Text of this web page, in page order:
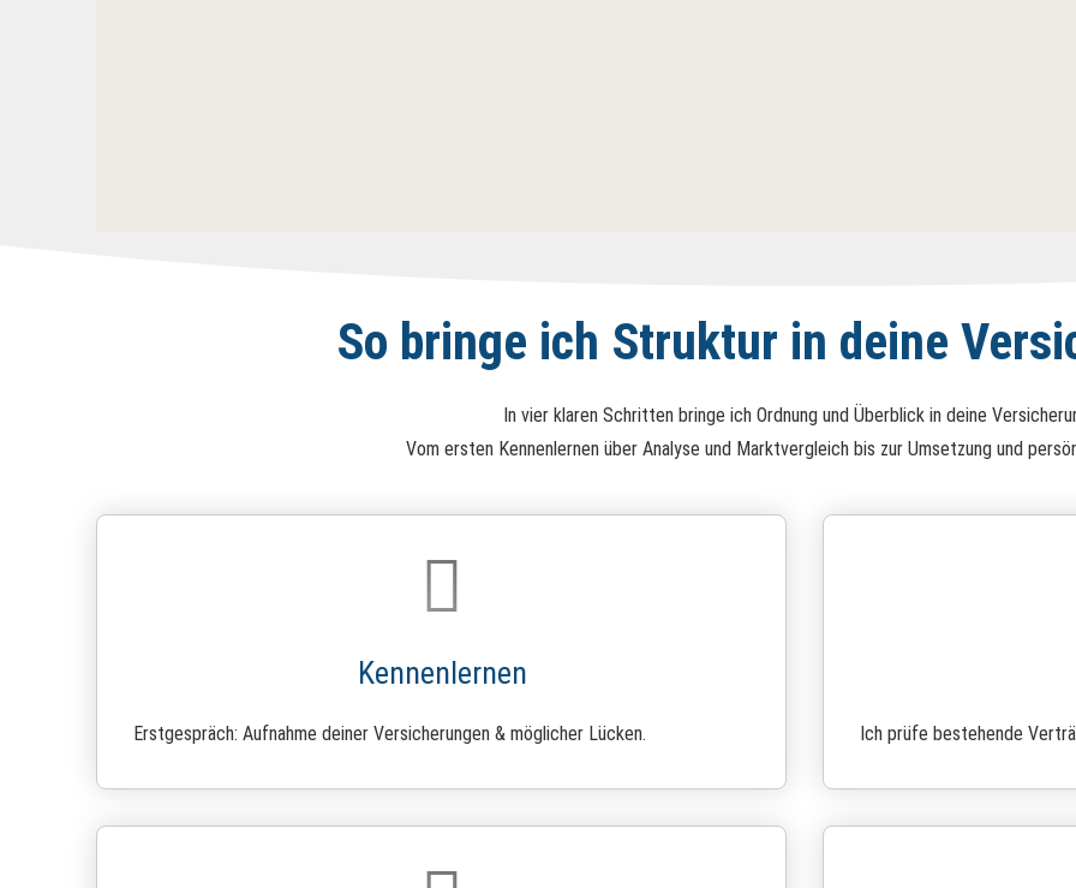
So bringe ich Struktur in deine
In vier klaren Schritten bringe ich Ordnung und Überblick in deine
Vom ersten Kennenlernen über Analyse und Marktvergleich bis zur Umsetzung und
Kennenlernen
Erstgespräch: Aufnahme deiner Versicherungen & möglicher Lücken. Ich prüfe bestehende